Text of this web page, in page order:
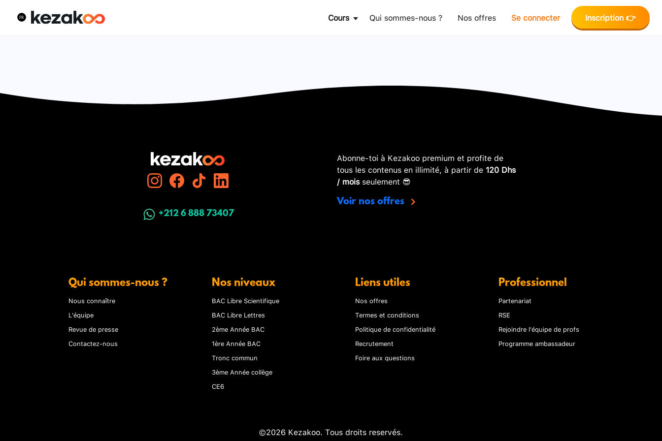
Cours Qui sommes-nous ? Nos offres Se connecter Inscription 👉
+212 6 888 73407
Abonne-toi à Kezakoo premium et profite de
tous les contenus en illimité, à partir de 120 Dhs
/ moisseulement 😎
Voir nos offres
Qui sommes-nous ?
Nous connaître
L'équipe
Revue de presse
Contactez-nous
Nos niveaux
BAC Libre Scientifique
BAC Libre Lettres
2ème Année BAC
1ère Année BAC
Tronc commun
3ème Année collège
CE6
Liens utiles
Nos offres
Termes et conditions
Politique de confidentialité
Recrutement
Foire aux questions
Professionnel
Partenariat
RSE
Rejoindre l'équipe de profs
Programme ambassadeur
©2026 Kezakoo. Tous droits reservés.